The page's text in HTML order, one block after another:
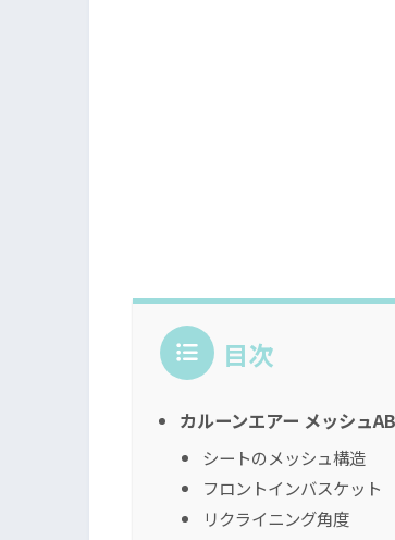
目次
カルーンエアー メッシュ
シートのメッシュ構造
フロントインバスケット
リクライニング角度